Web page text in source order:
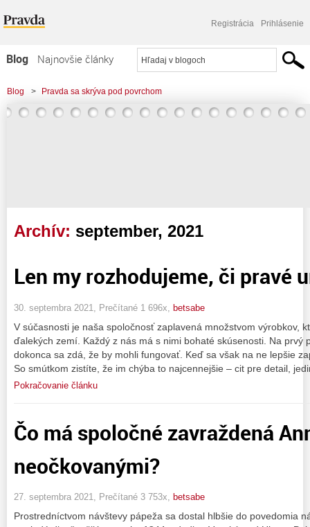
Registrácia Prihlásenie
Blog
Najnovšie články
Najčítanejšie články
Najkomentovanejšie články
Blog > Pravda sa skrýva pod povrchom
Archív: september, 2021
Len my rozhodujeme, či pravé
30. septembra 2021, Prečítané 1 696x, betsabe
V súčasnosti je naša spoločnosť zaplavená množstvom výrobkov,
ďalekých zemí. Každý z nás má s nimi bohaté skúsenosti. Na prvý
dokonca sa zdá, že by mohli fungovať. Keď sa však na ne lepšie
So smútkom zistíte, že im chýba to najcennejšie – cit pre detail,
Pokračovanie článku
Čo má spoločné zavraždená
neočkovanými?
27. septembra 2021, Prečítané 3 753x, betsabe
Prostredníctvom návštevy pápeža sa dostal hlbšie do povedomia